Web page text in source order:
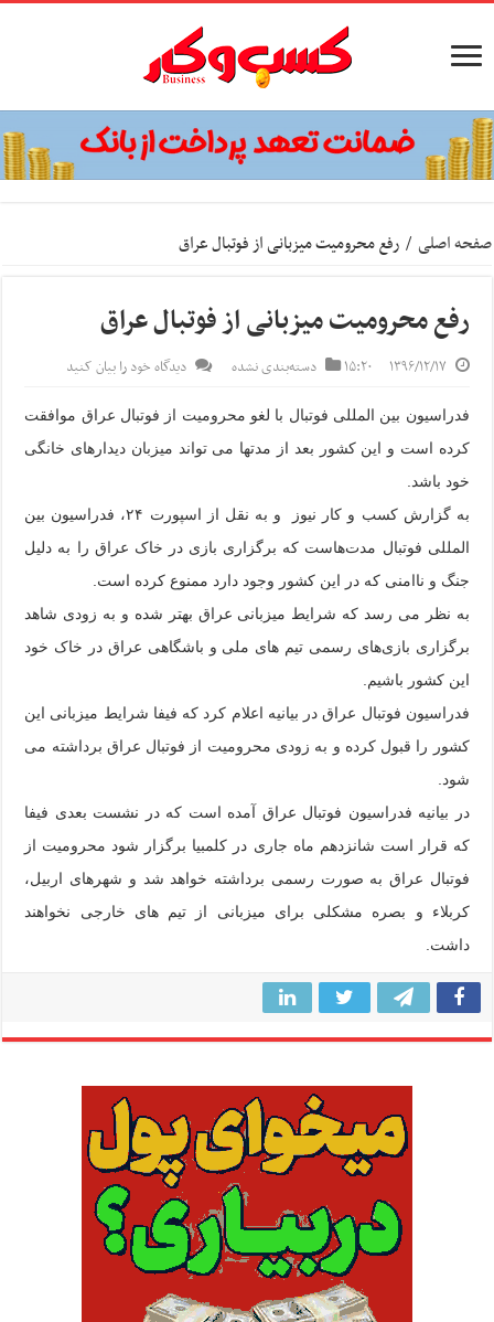
صفحه اصلی / رفع محرومیت میزبانی از فوتبال عراق
رفع محرومیت میزبانی از فوتبال عراق
۱۳۹۶/۱۲/۱۷ ۱۵:۲۰ دسته‌بندی نشده دیدگاه خود را بیان کنید
فدراسیون بین المللی فوتبال با لغو محرومیت از فوتبال عراق موافقت
کرده است و این کشور بعد از مدتها می تواند میزبان دیدارهای خانگی
خود باشد.
به گزارش کسب و کار نیوز و به نقل از اسپورت ۲۴، فدراسیون بین
المللی فوتبال مدت‌هاست که برگزاری بازی در خاک عراق را به دلیل
جنگ و ناامنی که در این کشور وجود دارد ممنوع کرده است.
به نظر می رسد که شرایط میزبانی عراق بهتر شده و به زودی شاهد
برگزاری بازی‌های رسمی تیم های ملی و باشگاهی عراق در خاک خود
این کشور باشیم.
فدراسیون فوتبال عراق در بیانیه اعلام کرد که فیفا شرایط میزبانی این
کشور را قبول کرده و به زودی محرومیت از فوتبال عراق برداشته می
شود.
در بیانیه فدراسیون فوتبال عراق آمده است که در نشست بعدی فیفا
که قرار است شانزدهم ماه جاری در کلمبیا برگزار شود محرومیت از
فوتبال عراق به صورت رسمی برداشته خواهد شد و شهرهای اربیل،
کربلاء و بصره مشکلی برای میزبانی از تیم های خارجی نخواهند
داشت.